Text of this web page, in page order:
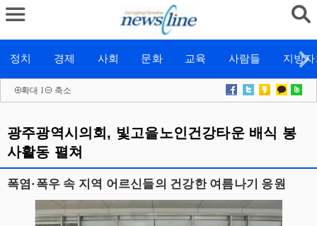
정치 경제 사회 문화 교육 사람들 지방
확대 l 축소
광주광역시의회, 빛고을노인건강타운 배식 봉
사활동 펼쳐
폭염·폭우 속 지역 어르신들의 건강한 여름나기 응원